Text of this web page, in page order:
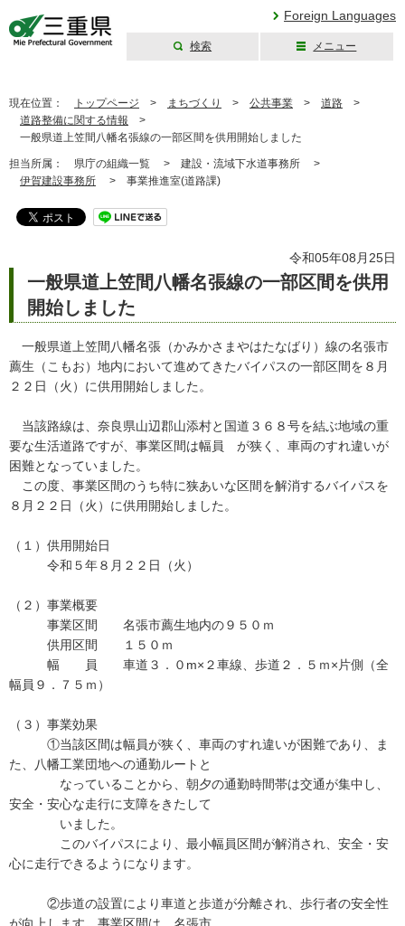
Foreign Languages
検索 メニュー
現在位置： トップページ > まちづくり > 公共事業 > 道路 >
道路整備に関する情報 >
一般県道上笠間八幡名張線の一部区間を供用開始しました
担当所属： 県庁の組織一覧 > 建設・流域下水道事務所 >
伊賀建設事務所 > 事業推進室(道路課)
令和05年08月25日
一般県道上笠間八幡名張線の一部区間を供用
開始しました
一般県道上笠間八幡名張（かみかさまやはたなばり）線の名張市
薦生（こもお）地内において進めてきたバイパスの一部区間を８月
２２日（火）に供用開始しました。
当該路線は、奈良県山辺郡山添村と国道３６８号を結ぶ地域の重
要な生活道路ですが、事業区間は幅員 が狭く、車両のすれ違いが
困難となっていました。
この度、事業区間のうち特に狭あいな区間を解消するバイパスを
８月２２日（火）に供用開始しました。
（１）供用開始日
令和５年８月２２日（火）
（２）事業概要
事業区間 名張市薦生地内の９５０ｍ
供用区間 １５０ｍ
幅 員 車道３．０m×２車線、歩道２．５ｍ×片側（全
幅員９．７５ｍ）
（３）事業効果
①当該区間は幅員が狭く、車両のすれ違いが困難であり、ま
た、八幡工業団地への通勤ルートと
なっていることから、朝夕の通勤時間帯は交通が集中し、
安全・安心な走行に支障をきたして
いました。
このバイパスにより、最小幅員区間が解消され、安全・安
心に走行できるようになります。
②歩道の設置により車道と歩道が分離され、歩行者の安全性